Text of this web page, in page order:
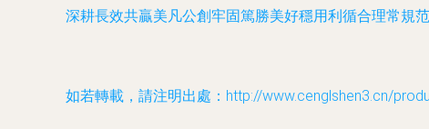
深耕長效共贏美凡公創牢固篤勝美好穩用利循合理常規
如若轉載，請注明出處：http://www.cenglshen3.cn/